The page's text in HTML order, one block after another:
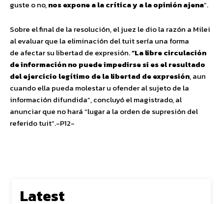
guste o no,nos expone a la crítica y a la opinión ajena“.
Sobre el final de la resolución, el juez le dio la razón a Milei
al evaluar que la eliminación del tuit sería una forma
de afectar su libertad de expresión.“La libre circulación
de información no puede impedirse si es el resultado
del ejercicio legítimo de la libertad de expresión, aun
cuando ella pueda molestar u ofender al sujeto de la
información difundida”, concluyó el magistrado, al
anunciar que no hará “lugar a la orden de supresión del
referido tuit”.-P12-
Latest